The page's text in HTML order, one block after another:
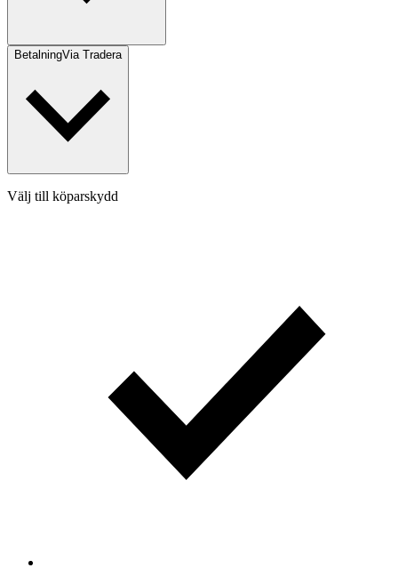
BetalningVia Tradera
Välj till köparskydd